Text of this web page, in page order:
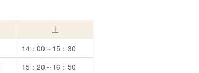
土
14：00～15：30
15：20～16：50